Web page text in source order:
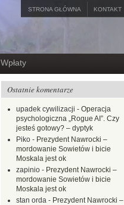
STRONA GŁÓWNA KONTAKT
Wpłaty
Ostatnie komentarze
upadek cywilizacji - Operacja
psychologiczna „Rogue AI”. Czy
jesteś gotowy? – dyptyk
Piko - Prezydent Nawrocki –
mordowanie Sowietów i bicie
Moskala jest ok
zapinio - Prezydent Nawrocki –
mordowanie Sowietów i bicie
Moskala jest ok
stan orda - Prezydent Nawrocki –